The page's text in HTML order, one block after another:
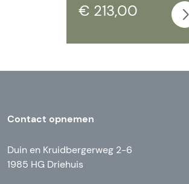
€ 213,00
Contact opnemen
Duin en Kruidbergerweg 2-6
1985 HG Driehuis